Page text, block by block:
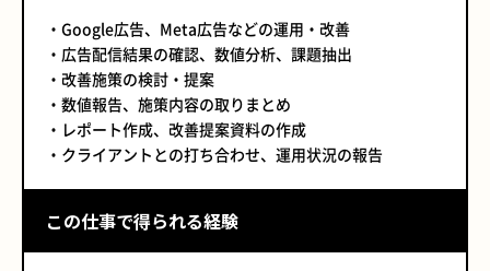
・Google広告、Meta広告などの運用・改善
・広告配信結果の確認、数値分析、課題抽出
・改善施策の検討・提案
・数値報告、施策内容の取りまとめ
・レポート作成、改善提案資料の作成
・クライアントとの打ち合わせ、運用状況の報告
この仕事で得られる経験